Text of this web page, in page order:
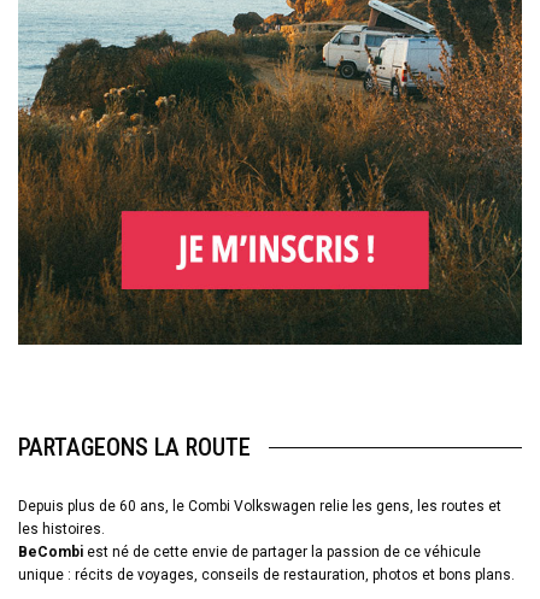
PARTAGEONS LA ROUTE
Depuis plus de 60 ans, le Combi Volkswagen relie les gens, les routes et
les histoires.
BeCombi est né de cette envie de partager la passion de ce véhicule
unique : récits de voyages, conseils de restauration, photos et bons plans.